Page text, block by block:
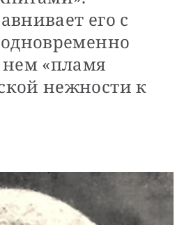
его с
нем «пламя
нежности к